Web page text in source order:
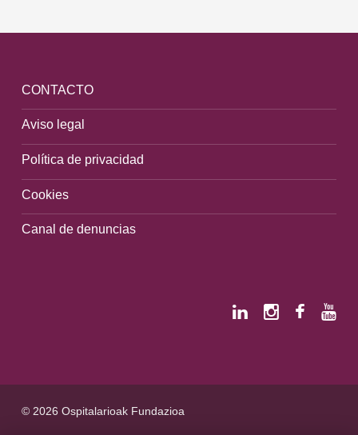
CONTACTO
Aviso legal
Política de privacidad
Cookies
Canal de denuncias
© 2026 Ospitalarioak Fundazioa